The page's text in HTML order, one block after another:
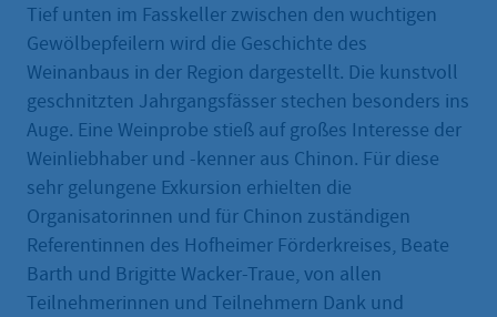
Tief unten im Fasskeller zwischen den wuchtigen
Gewölbepfeilern wird die Geschichte des
Weinanbaus in der Region dargestellt. Die kunstvoll
geschnitzten Jahrgangsfässer stechen besonders ins
Auge. Eine Weinprobe stieß auf großes Interesse der
Weinliebhaber und -kenner aus Chinon. Für diese
sehr gelungene Exkursion erhielten die
Organisatorinnen und für Chinon zuständigen
Referentinnen des Hofheimer Förderkreises, Beate
Barth und Brigitte Wacker-Traue, von allen
Teilnehmerinnen und Teilnehmern Dank und